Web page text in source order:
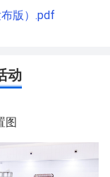
版）.pdf
动
图